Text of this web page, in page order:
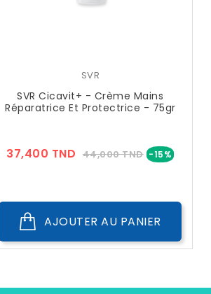
SVR
SVR Cicavit+ - Crème Mains
Réparatrice Et Protectrice - 75gr
37,400 TND Prix
44,000 TND -15%Prix
AJOUTER AU PANIER